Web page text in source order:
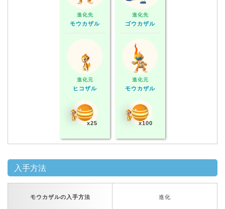
進化先
モウカザル
進化元
ヒコザル
x25
進化先
ゴウカザル
進化元
モウカザル
x100
入手方法
モウカザルの入手方法 進化